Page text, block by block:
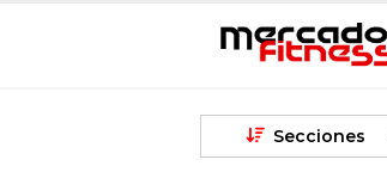
Secciones